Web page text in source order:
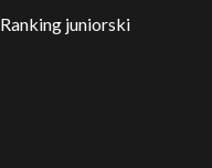
Ranking juniorski